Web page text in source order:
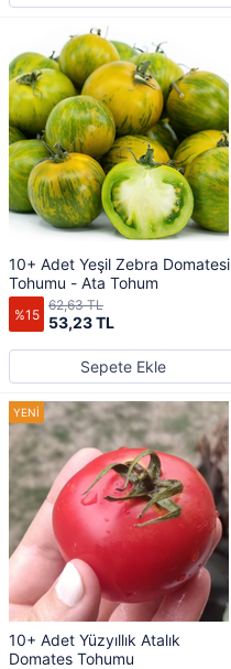
10+ Adet Yeşil Zebra Domatesi
Tohumu - Ata Tohum
%15 53,23 TL
62,63 TL
Sepete Ekle
10+ Adet Yüzyıllık Atalık
Domates Tohumu